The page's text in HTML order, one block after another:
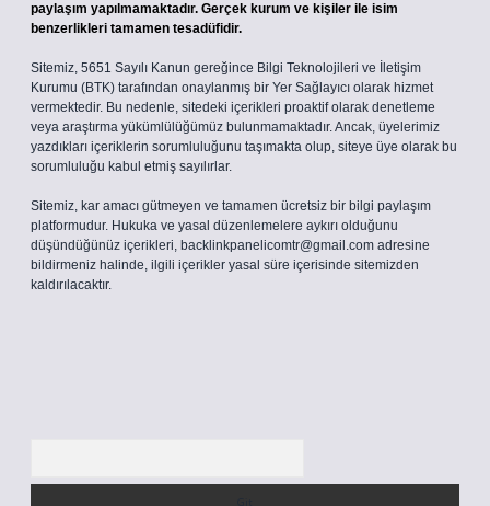
paylaşım yapılmamaktadır. Gerçek kurum ve kişiler ile isim
benzerlikleri tamamen tesadüfidir.
Sitemiz, 5651 Sayılı Kanun gereğince Bilgi Teknolojileri ve İletişim
Kurumu (BTK) tarafından onaylanmış bir Yer Sağlayıcı olarak hizmet
vermektedir. Bu nedenle, sitedeki içerikleri proaktif olarak denetleme
veya araştırma yükümlülüğümüz bulunmamaktadır. Ancak, üyelerimiz
yazdıkları içeriklerin sorumluluğunu taşımakta olup, siteye üye olarak bu
sorumluluğu kabul etmiş sayılırlar.
Sitemiz, kar amacı gütmeyen ve tamamen ücretsiz bir bilgi paylaşım
platformudur. Hukuka ve yasal düzenlemelere aykırı olduğunu
düşündüğünüz içerikleri, backlinkpanelicomtr@gmail.com adresine
bildirmeniz halinde, ilgili içerikler yasal süre içerisinde sitemizden
kaldırılacaktır.